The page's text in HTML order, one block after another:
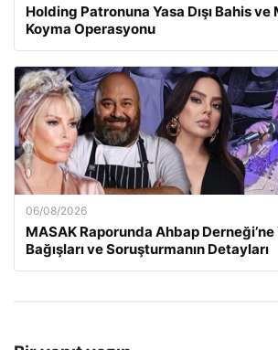
Holding Patronuna Yasa Dışı Bahis ve
Koyma Operasyonu
06/08/2026
MASAK Raporunda Ahbap Derneği’ne
Bağışları ve Soruşturmanın Detayları